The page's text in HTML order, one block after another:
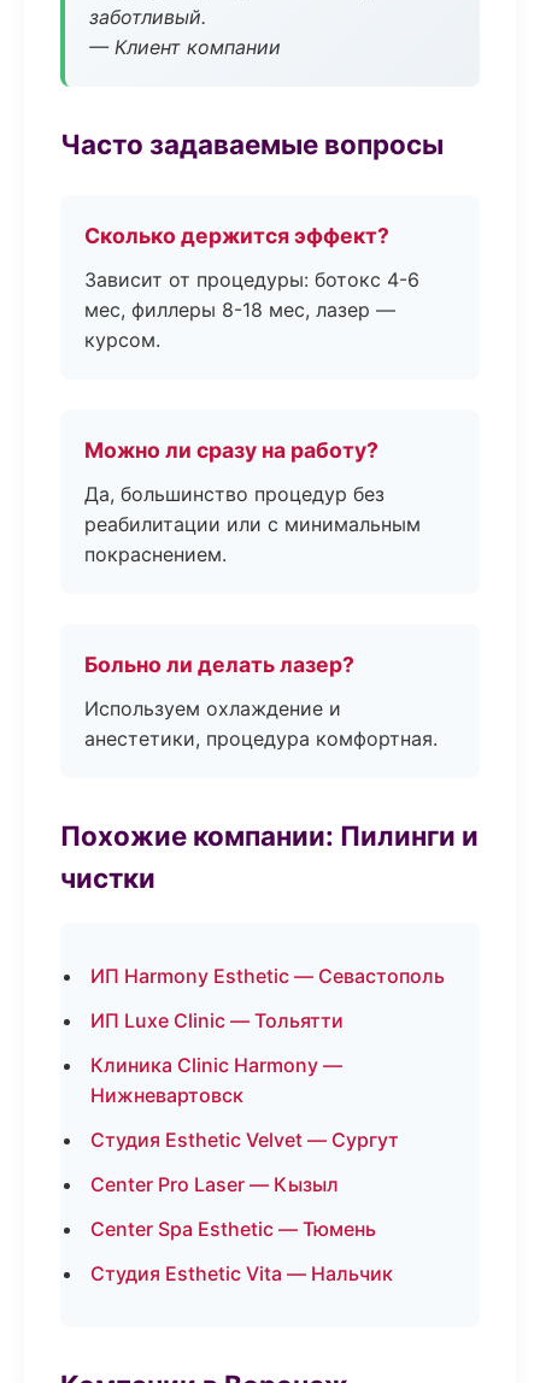
заботливый.
— Клиент компании
Часто задаваемые вопросы
Сколько держится эффект?
Зависит от процедуры: ботокс 4-6
мес, филлеры 8-18 мес, лазер —
курсом.
Можно ли сразу на работу?
Да, большинство процедур без
реабилитации или с минимальным
покраснением.
Больно ли делать лазер?
Используем охлаждение и
анестетики, процедура комфортная.
Похожие компании: Пилинги и
чистки
ИП Harmony Esthetic — Севастополь
ИП Luxe Clinic — Тольятти
Клиника Clinic Harmony —
Нижневартовск
Студия Esthetic Velvet — Сургут
Center Pro Laser — Кызыл
Center Spa Esthetic — Тюмень
Студия Esthetic Vita — Нальчик